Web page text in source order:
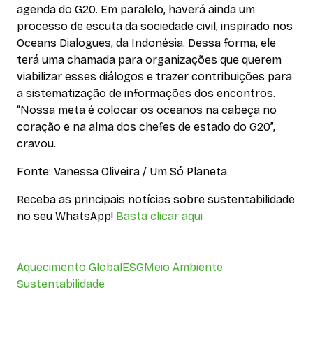
agenda do G20. Em paralelo, haverá ainda um
processo de escuta da sociedade civil, inspirado nos
Oceans Dialogues, da Indonésia. Dessa forma, ele
terá uma chamada para organizações que querem
viabilizar esses diálogos e trazer contribuições para
a sistematização de informações dos encontros.
“Nossa meta é colocar os oceanos na cabeça no
coração e na alma dos chefes de estado do G20”,
cravou.
Fonte: Vanessa Oliveira / Um Só Planeta
Receba as principais notícias sobre sustentabilidade
no seu WhatsApp! Basta clicar aqui
Aquecimento GlobalESGMeio Ambiente
Sustentabilidade